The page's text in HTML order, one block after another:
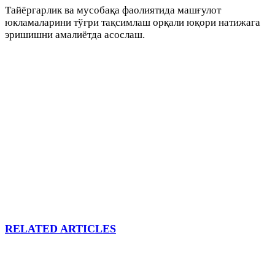
Тайёргарлик ва мусобақа фаолиятида машғулот
юкламаларини тўғри тақсимлаш орқали юқори натижага
эришишни амалиётда асослаш.
RELATED ARTICLES